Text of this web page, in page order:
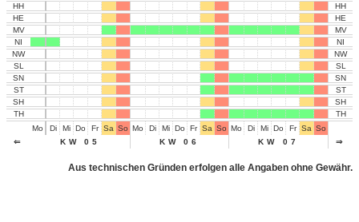
Mo Di Mi Do Fr Sa So Mo Di Mi Do Fr Sa So Mo Di Mi Do Fr Sa So
KW 05
KW 06 KW 07
HH
HE
MV
NI
NW
SL
SN
ST
SH
TH
⇐
HH
HE
MV
NI
NW
SL
SN
ST
SH
TH
⇒
Aus technischen Gründen erfolgen alle Angaben ohne Gewähr.